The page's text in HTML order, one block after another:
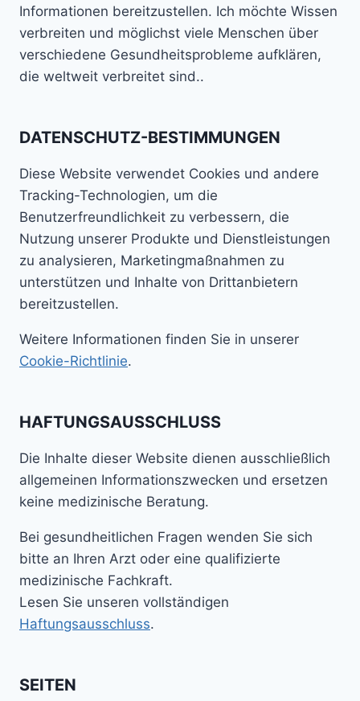
Informationen bereitzustellen. Ich möchte Wissen
verbreiten und möglichst viele Menschen über
verschiedene Gesundheitsprobleme aufklären,
die weltweit verbreitet sind..
DATENSCHUTZ-BESTIMMUNGEN
Diese Website verwendet Cookies und andere
Tracking-Technologien, um die
Benutzerfreundlichkeit zu verbessern, die
Nutzung unserer Produkte und Dienstleistungen
zu analysieren, Marketingmaßnahmen zu
unterstützen und Inhalte von Drittanbietern
bereitzustellen.
Weitere Informationen finden Sie in unserer
Cookie-Richtlinie.
HAFTUNGSAUSSCHLUSS
Die Inhalte dieser Website dienen ausschließlich
allgemeinen Informationszwecken und ersetzen
keine medizinische Beratung.
Bei gesundheitlichen Fragen wenden Sie sich
bitte an Ihren Arzt oder eine qualifizierte
medizinische Fachkraft.
Lesen Sie unseren vollständigen
Haftungsausschluss.
SEITEN